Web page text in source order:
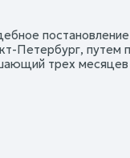
Петербург, путем
трех месяцев